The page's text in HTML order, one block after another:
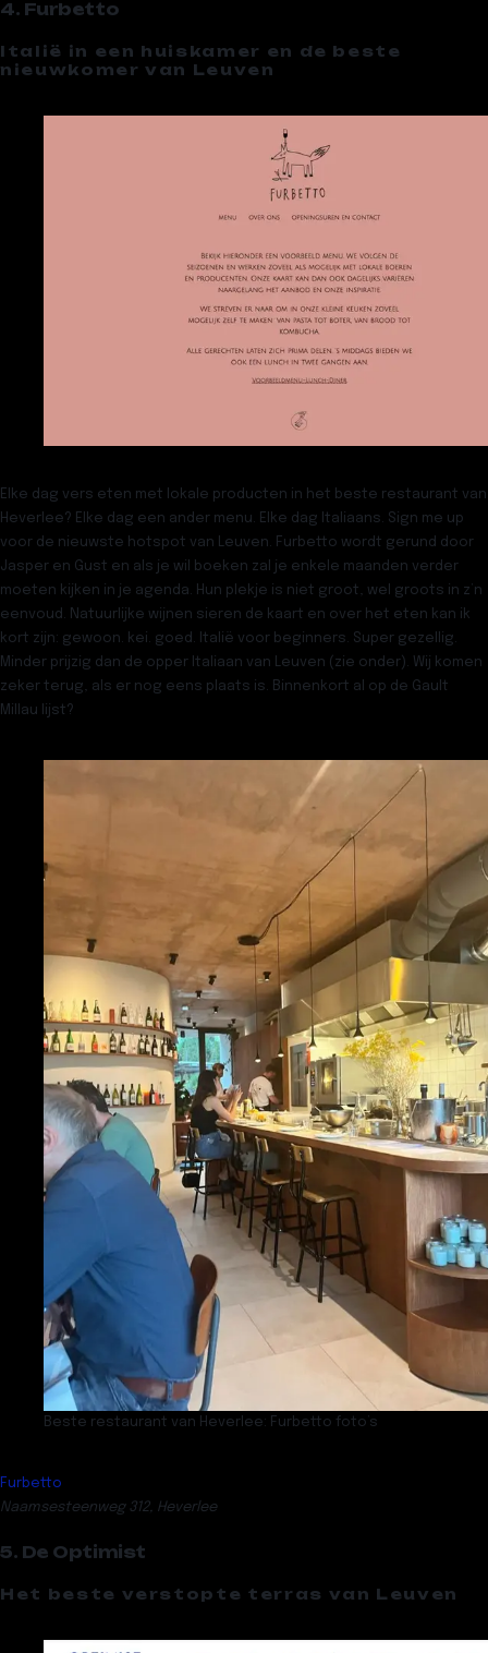
4. Furbetto
Italië in een huiskamer en de beste
nieuwkomer van Leuven
Elke dag vers eten met lokale producten in het beste restaurant van
Heverlee? Elke dag een ander menu. Elke dag Italiaans. Sign me up
voor de nieuwste hotspot van Leuven. Furbetto wordt gerund door
Jasper en Gust en als je wil boeken zal je enkele maanden verder
moeten kijken in je agenda. Hun plekje is niet groot, wel groots in z’n
eenvoud. Natuurlijke wijnen sieren de kaart en over het eten kan ik
kort zijn: gewoon. kei. goed. Italië voor beginners. Super gezellig.
Minder prijzig dan de opper Italiaan van Leuven (zie onder). Wij komen
zeker terug, als er nog eens plaats is. Binnenkort al op de Gault
Millau lijst?
Beste restaurant van Heverlee: Furbetto foto’s
Furbetto
Naamsesteenweg 312, Heverlee
5. De Optimist
Het beste verstopte terras van Leuven